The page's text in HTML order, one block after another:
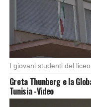
Greta Thunberg e la
Tunisia -Video